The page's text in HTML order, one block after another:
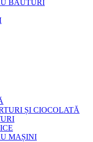
BĂUTURI
ȘI CIOCOLATĂ
MAȘINI